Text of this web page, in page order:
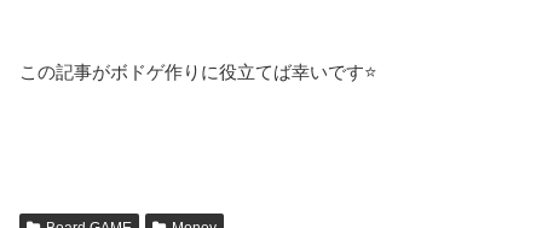
この記事がボドゲ作りに役立てば幸いです⭐